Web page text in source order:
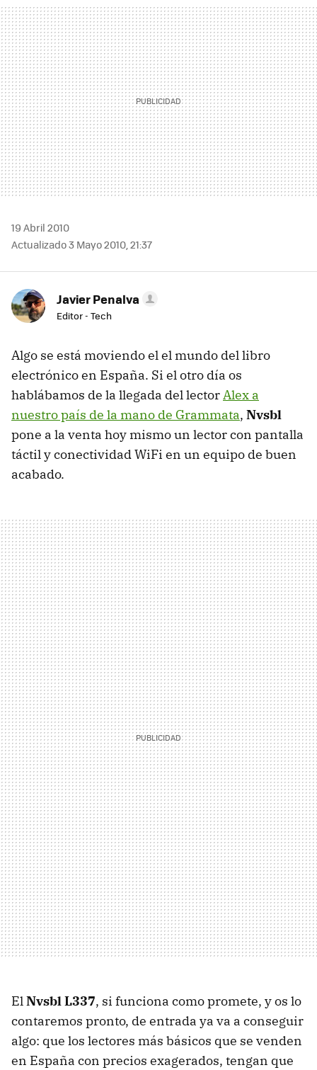
MAIL
19 Abril 2010
Actualizado 3 Mayo 2010, 21:37
Javier Penalva
Editor - Tech
Algo se está moviendo el el mundo del libro
electrónico en España. Si el otro día os
hablábamos de la llegada del lectorAlex a
nuestro país de la mano de Grammata, Nvsbl
pone a la venta hoy mismo un lector con pantalla
táctil y conectividad WiFi en un equipo de buen
acabado.
ElNvsbl L337, si funciona como promete, y os lo
contaremos pronto, de entrada ya va a conseguir
algo: que los lectores más básicos que se venden
en España con precios exagerados, tengan que